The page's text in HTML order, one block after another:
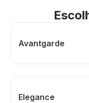
Avantgarde
Elegance